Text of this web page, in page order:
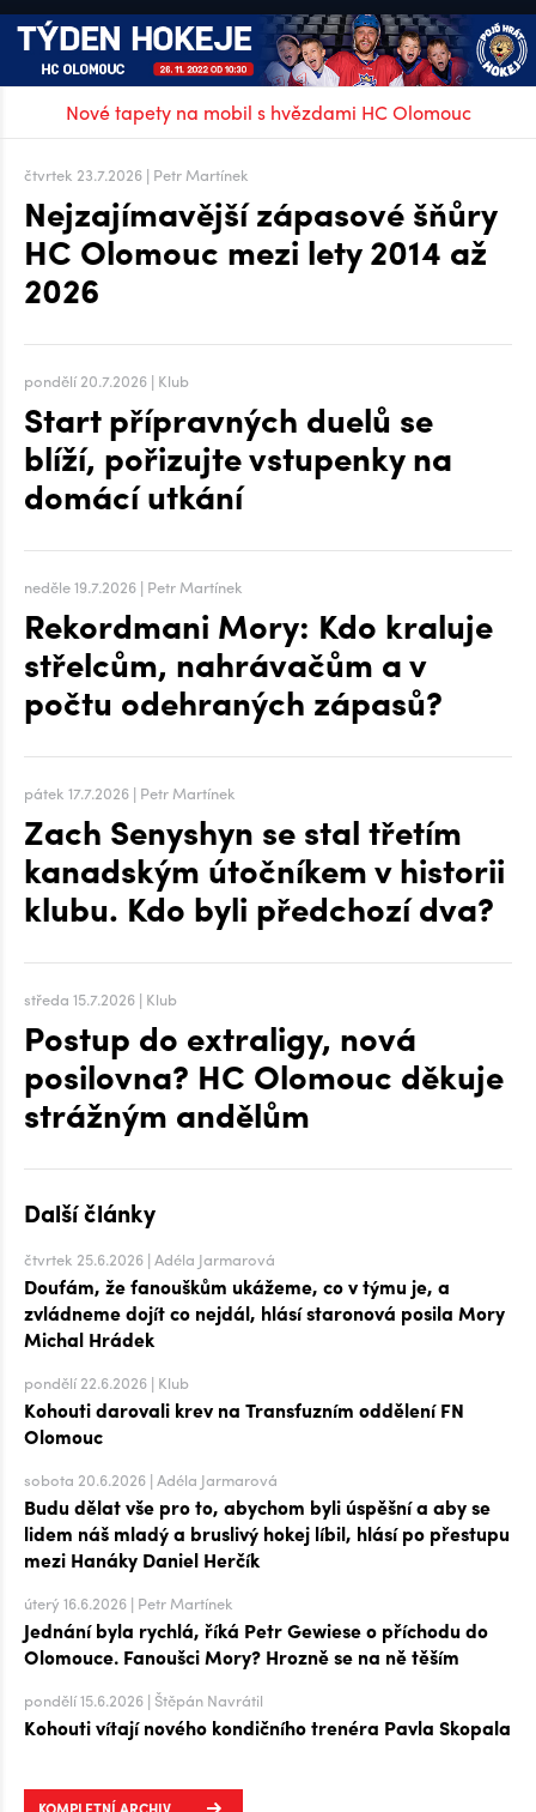
Nové tapety na mobil s hvězdami HC Olomouc
čtvrtek 23.7.2026 | Petr Martínek
Nejzajímavější zápasové šňůry
HC Olomouc mezi lety 2014 až
2026
pondělí 20.7.2026 | Klub
Start přípravných duelů se
blíží, pořizujte vstupenky na
domácí utkání
neděle 19.7.2026 | Petr Martínek
Rekordmani Mory: Kdo kraluje
střelcům, nahrávačům a v
počtu odehraných zápasů?
pátek 17.7.2026 | Petr Martínek
Zach Senyshyn se stal třetím
kanadským útočníkem v historii
klubu. Kdo byli předchozí dva?
středa 15.7.2026 | Klub
Postup do extraligy, nová
posilovna? HC Olomouc děkuje
strážným andělům
Další články
čtvrtek 25.6.2026 | Adéla Jarmarová
Doufám, že fanouškům ukážeme, co v týmu je, a
zvládneme dojít co nejdál, hlásí staronová posila Mory
Michal Hrádek
pondělí 22.6.2026 | Klub
Kohouti darovali krev na Transfuzním oddělení FN
Olomouc
sobota 20.6.2026 | Adéla Jarmarová
Budu dělat vše pro to, abychom byli úspěšní a aby se
lidem náš mladý a bruslivý hokej líbil, hlásí po přestupu
mezi Hanáky Daniel Herčík
úterý 16.6.2026 | Petr Martínek
Jednání byla rychlá, říká Petr Gewiese o příchodu do
Olomouce. Fanoušci Mory? Hrozně se na ně těším
pondělí 15.6.2026 | Štěpán Navrátil
Kohouti vítají nového kondičního trenéra Pavla Skopala